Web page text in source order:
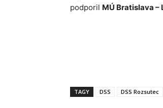
podporil MÚ Bratislava –
TAGY DSS DSS Rozsutec